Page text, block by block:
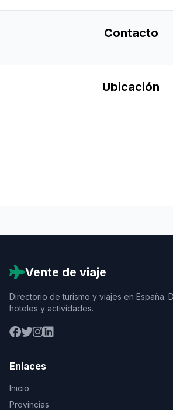
Contacto
Ubicación
Vente de viaje
Directorio de turismo y viajes en España.
hoteles y actividades.
Enlaces
Inicio
Provincias